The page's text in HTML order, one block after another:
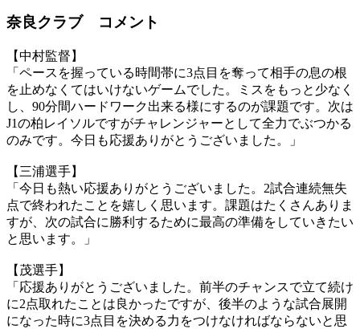
奈良クラブ コメント
【中村監督】
「ペースを握っている時間帯に3点目を奪って相手の息の根
を止めなくてはいけないゲームでした。ミスをもっと少なく
し、90分間ハードワーク出来る様にするのが課題です。次は
J1の柏レイソルですがチャレンジャーとして全力でぶつかる
のみです。今日も応援ありがとうございました。」
【三浦選手】
「今日も熱い応援ありがとうございました。2試合連続無失
点で終われたことを嬉しく思います。課題はたくさんありま
すが、次の試合に勝利するために最高の準備をしていきたい
と思います。」
【茂選手】
「応援ありがとうございました。前半のチャンスで立て続け
に2点取れたことは良かったですが、後半のような試合展開
になった時に3点目を決める力をつけなければならないと思